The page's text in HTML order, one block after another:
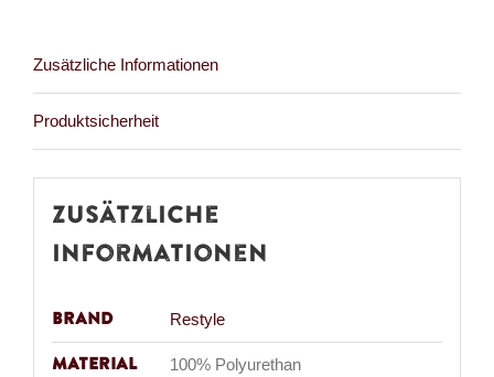
Zusätzliche Informationen
Produktsicherheit
Zusätzliche
Informationen
Brand Restyle
Material 100% Polyurethan